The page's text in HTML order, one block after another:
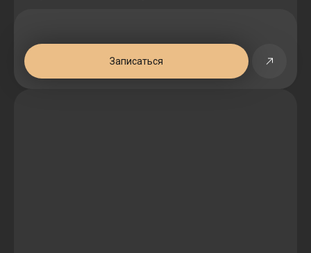
Записаться